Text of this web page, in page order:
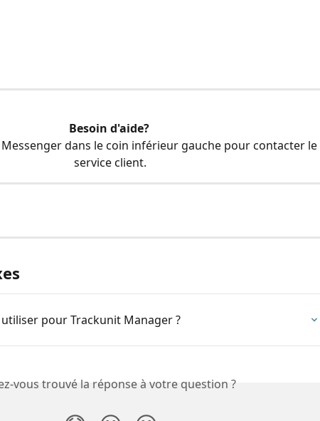
Besoin d'aide?
dans le coin inférieur gauche pour contacter le
service client.
pour Trackunit Manager ?
vous trouvé la réponse à votre question ?